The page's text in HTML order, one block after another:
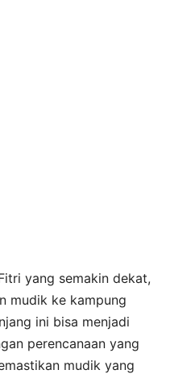
yang semakin dekat,
mudik ke kampung
ini bisa menjadi
perencanaan yang
mudik yang